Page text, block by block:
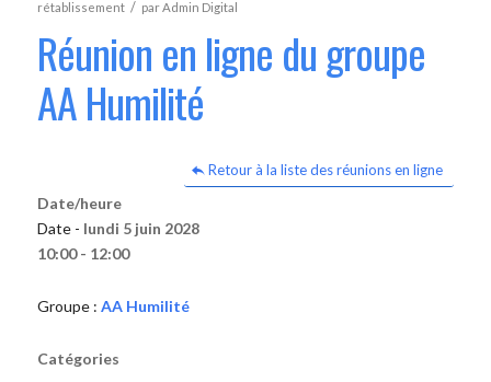
rétablissement / parAdmin Digital
Réunion en ligne du groupe
AA Humilité
Retour à la liste des réunions en ligne
Date/heure
Date - lundi 5 juin 2028
10:00 - 12:00
Groupe : AA Humilité
Catégories